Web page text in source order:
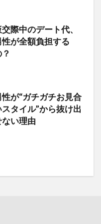
際中のデート代、
性が全額負担する
性が“ガチガチお見合
スタイル”から抜け出
ない理由